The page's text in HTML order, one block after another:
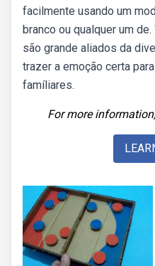
facilmente usando um
branco ou qualquer um
são grande aliados da
trazer a emoção certa
famíliares.
For more